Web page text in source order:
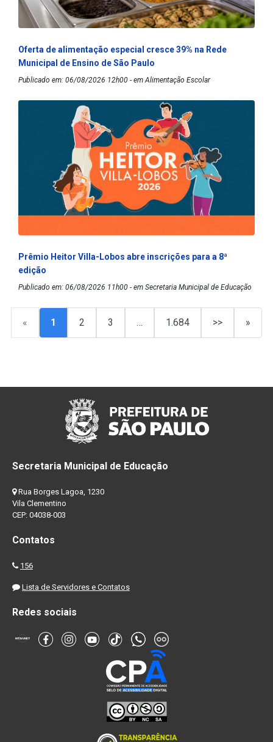
Oferta de alimentação especial cresce 39% na Rede
Municipal de Ensino de São Paulo
Publicado em: 06/08/2026 12h00 - em Alimentação Escolar
Prêmio Heitor Villa-Lobos abre inscrições para a 8ª
edição
Publicado em: 06/08/2026 11h00 - em Secretaria Municipal de Educação
« 1 2 3 … 1.684 >> »
Secretaria Municipal de Educação
Rua Borges Lagoa, 1230
Vila Clementino
CEP: 04038-003
Contatos
156
Lista de Servidores e Contatos
Redes sociais